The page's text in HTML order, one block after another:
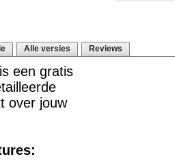
Alle versies Reviews
is een gratis
over jouw